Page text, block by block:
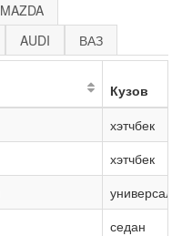
MAZDA
AUDI ВАЗ
Кузов
хэтчбек
хэтчбек
универсал
седан